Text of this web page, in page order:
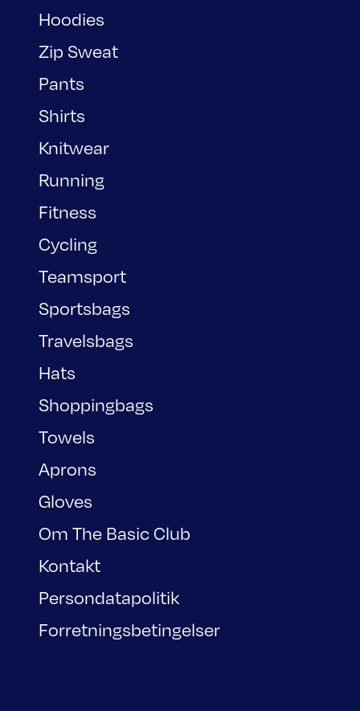
Hoodies
Zip Sweat
Pants
Shirts
Knitwear
Running
Fitness
Cycling
Teamsport
Sportsbags
Travelsbags
Hats
Shoppingbags
Towels
Aprons
Gloves
Om The Basic Club
Kontakt
Persondatapolitik
Forretningsbetingelser